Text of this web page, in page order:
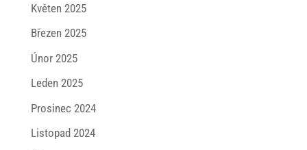
Květen 2025
Březen 2025
Únor 2025
Leden 2025
Prosinec 2024
Listopad 2024